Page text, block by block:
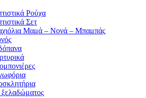
Ρούχα
Σετ
Μαμά – Νονά – Μπαμπάς
ξελαδώματος